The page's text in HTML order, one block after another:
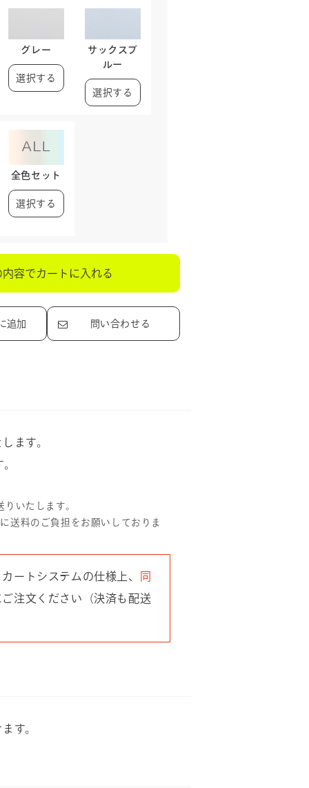
グレー
選択する
サックスブ
ルー
選択する
全色セット
選択する
内容でカートに入れる
追加 問い合わせる
ます。
いたします。
送料のご負担をお願いしておりま
ートシステムの仕様上、
同
注文ください（決済も配送
す。